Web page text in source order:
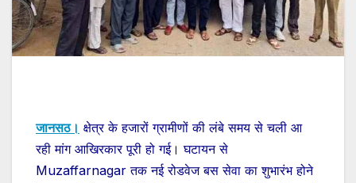
जानसठ। क्षेत्र के हजारों ग्रामीणों की लंबे समय से चली आ
रही मांग आखिरकार पूरी हो गई। घटायन से
Muzaffarnagar तक नई रोडवेज बस सेवा का शुभारंभ होने